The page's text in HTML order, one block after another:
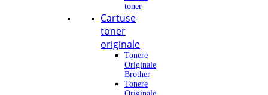
toner
Cartuse
toner
originale
Tonere
Originale
Brother
Tonere